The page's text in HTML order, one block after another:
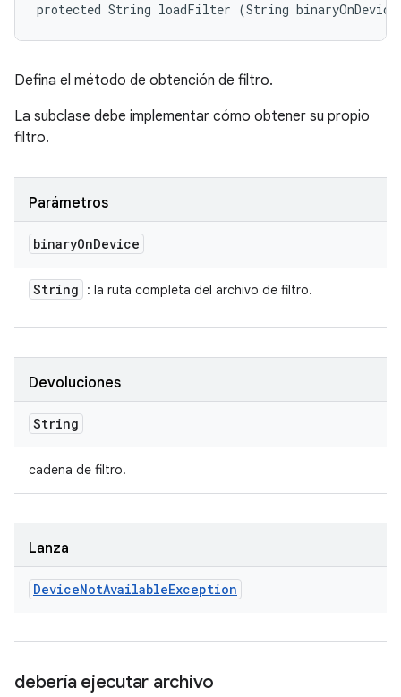
protected String loadFilter (String
Defina el método de obtención de filtro.
La subclase debe implementar cómo obtener su propio
filtro.
Parámetros
binaryOnDevice
String : la ruta completa del archivo de filtro.
Devoluciones
String
cadena de filtro.
Lanza
DeviceNotAvailableException
debería ejecutar archivo